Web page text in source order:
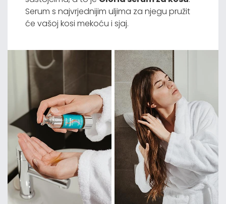
Serum s najvrjednijim uljima za njegu pružit
će vašoj kosi mekoću i sjaj.